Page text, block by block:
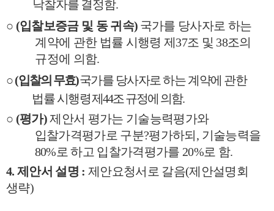
낙찰자를 결정함.
○ (입찰보증금 및 동 귀속) 국가를 당사자로 하는
계약에 관한 법률 시행령 제 37조 및 38조의
규정에 의함.
○ (입찰의 무효)국가를 당사자로 하는 계약에 관한
법률 시행령제44조 규정에 의함.
○ (평가)제안서 평가는 기술능력평가와
입찰가격평가로 구분?평가하되, 기술능력을
80%로 하고 입찰가격평가를 20%로 함.
4. 제안서 설명 :제안요청서로 갈음(제안설명회
생략)